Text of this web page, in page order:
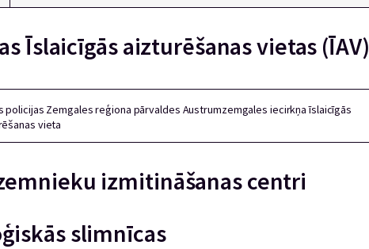
Īslaicīgās aizturēšanas vietas (ĪAV)
policijas Zemgales reģiona pārvaldes Austrumzemgales iecirkņa īslaicīgās
vieta
izmitināšanas centri
slimnīcas